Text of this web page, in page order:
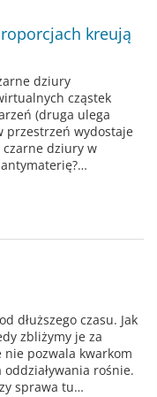
kreują
dziury
cząstek
(druga ulega
przestrzeń wydostaje
czarne dziury w
dłuższego czasu. Jak
zbliżymy je za
nie pozwala kwarkom
rośnie.
sprawa tu…